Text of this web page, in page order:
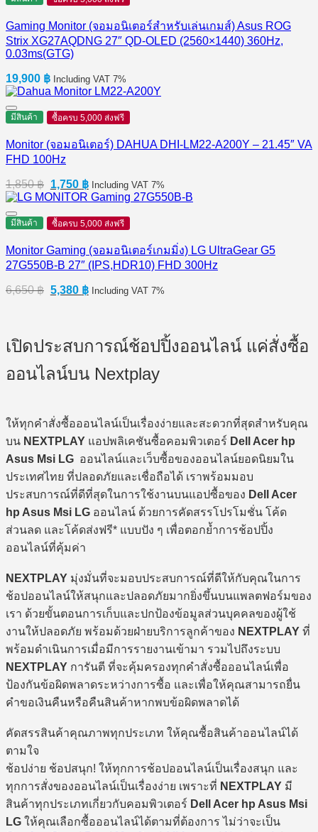
Gaming Monitor (จอมอนิเตอร์สำหรับเล่นเกมส์) Asus ROG
Strix XG27AQDNG 27″ QD-OLED (2560×1440) 360Hz,
0.03ms(GTG)
19,900 ฿ Including VAT 7%
มีสินค้า ซื้อครบ 5,000 ส่งฟรี
Monitor (จอมอนิเตอร์) DAHUA DHI-LM22-A200Y – 21.45″ VA
FHD 100Hz
1,850฿ Original
price
1,850 ฿.
1,750 ฿Current
price
1,750 ฿.
Including VAT 7%
มีสินค้า ซื้อครบ 5,000 ส่งฟรี
Monitor Gaming (จอมอนิเตอร์เกมมิ่ง) LG UltraGear G5
27G550B-B 27″ (IPS,HDR10) FHD 300Hz
6,650฿ Original
5,380 ฿Current
Including VAT 7%
เปิดประสบการณ์ช้อปปิ้งออนไลน์ แค่สั่งซื้อ
ออนไลน์บน Nextplay
ให้ทุกคำสั่งซื้อออนไลน์เป็นเรื่องง่ายและสะดวกที่สุดสำหรับคุณ
บน NEXTPLAY แอปพลิเคชันซื้อคอมพิวเตอร์ Dell Acer hp
Asus Msi LG ออนไลน์และเว็บซื้อของออนไลน์ยอดนิยมใน
ประเทศไทย ที่ปลอดภัยและเชื่อถือได้ เราพร้อมมอบ
ประสบการณ์ที่ดีที่สุดในการใช้งานบนแอปซื้อของ Dell Acer
hp Asus Msi LG ออนไลน์ ด้วยการคัดสรรโปรโมชั่น โค้ด
ส่วนลด และโค้ดส่งฟรี* แบบปัง ๆ เพื่อตอกย้ำการช้อปปิ้ง
ออนไลน์ที่คุ้มค่า
NEXTPLAY มุ่งมั่นที่จะมอบประสบการณ์ที่ดีให้กับคุณในการ
ช้อปออนไลน์ให้สนุกและปลอดภัยมากยิ่งขึ้นบนแพลตฟอร์มของ
เรา ด้วยขั้นตอนการเก็บและปกป้องข้อมูลส่วนบุคคลของผู้ใช้
งานให้ปลอดภัย พร้อมด้วยฝ่ายบริการลูกค้าของ NEXTPLAY ที่
พร้อมดำเนินการเมื่อมีการรายงานเข้ามา รวมไปถึงระบบ
NEXTPLAY การันตี ที่จะคุ้มครองทุกคำสั่งซื้อออนไลน์เพื่อ
ป้องกันข้อผิดพลาดระหว่างการซื้อ และเพื่อให้คุณสามารถยื่น
คำขอเงินคืนหรือคืนสินค้าหากพบข้อผิดพลาดได้
คัดสรรสินค้าคุณภาพทุกประเภท ให้คุณซื้อสินค้าออนไลน์ได้
ตามใจ
ช้อปง่าย ช้อปสนุก! ให้ทุกการช้อปออนไลน์เป็นเรื่องสนุก และ
ทุกการสั่งของออนไลน์เป็นเรื่องง่าย เพราะที่ NEXTPLAY มี
สินค้าทุกประเภทเกี่ยวกับคอมพิวเตอร์ Dell Acer hp Asus Msi
LG ให้คุณเลือกซื้อออนไลน์ได้ตามที่ต้องการ ไม่ว่าจะเป็น